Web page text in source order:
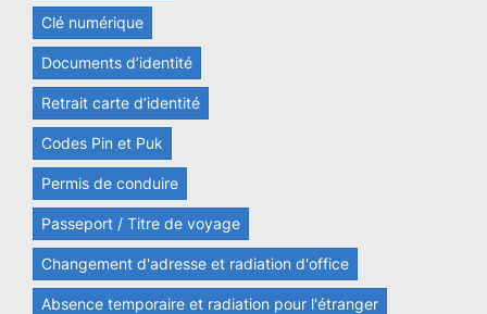
Clé numérique
Documents d’identité
Retrait carte d’identité
Codes Pin et Puk
Permis de conduire
Passeport / Titre de voyage
Changement d'adresse et radiation d'office
Absence temporaire et radiation pour l'étranger